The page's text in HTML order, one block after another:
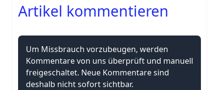
Artikel kommentieren
Um Missbrauch vorzubeugen, werden
Kommentare von uns überprüft und manuell
freigeschaltet. Neue Kommentare sind
deshalb nicht sofort sichtbar.